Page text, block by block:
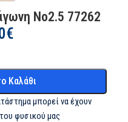
No2.5 77262
€
Καλάθι
μπορεί να έχουν
φυσικού μας